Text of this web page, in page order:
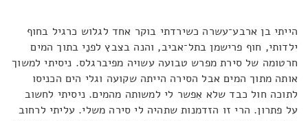
הייתי בן ארבע־עשרה כשירדתי בוקר אחד לגלוש כרגיל בחוף
ילדותי, חוף פרישמן בתל־אביב, והנה בצבץ לפנַי בתוך המים
חרטומה של סירת מפרש טבועה עשויה מפיברגלס. ניסיתי למשוך
אותה מתוך המים אבל הסירה הייתה שקועה וגלי הים הכניסו
לתוכה חול כבד שלא אִפשר לי למשותה מהמים. ניסיתי לחשוב
על פתרון. הרי זו הזדמנות שתהיה לי סירה משלי. עליתי לרחוב